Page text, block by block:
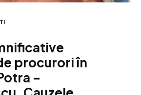
procurori în
–